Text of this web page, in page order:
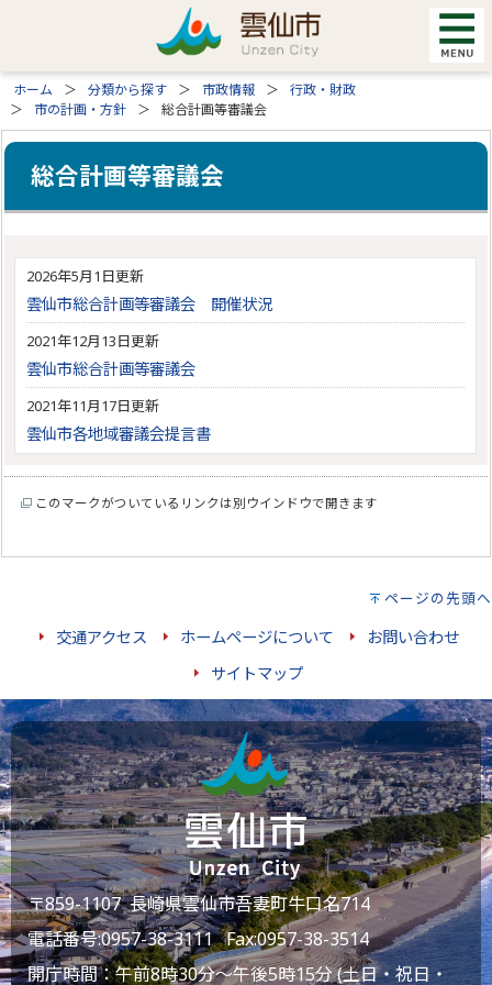
ホーム 分類から探す 市政情報
行政・財政
市の計画・方針
総合計画等審議会
総合計画等審議会
2026年5月1日更新
雲仙市総合計画等審議会 開催状況
2021年12月13日更新
雲仙市総合計画等審議会
2021年11月17日更新
雲仙市各地域審議会提言書
このマークがついているリンクは別ウインドウで開きます
ページの先頭へ
交通アクセス ホームページについて
お問い合わせ
サイトマップ
〒859-1107 長崎県雲仙市吾妻町牛口名714
電話番号:0957-38-3111Fax:0957-38-3514
開庁時間：午前8時30分～午後5時15分 (土日・祝日・